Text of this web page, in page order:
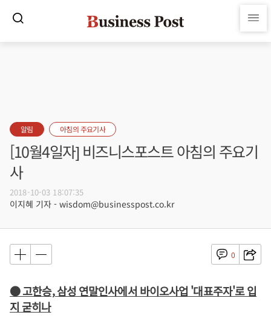
알림 아침의 주요기사
[10월4일자] 비즈니스포스트 아침의 주요기
사
2018-10-03 18:07:35
이지혜 기자 - wisdom@businesspost.co.kr
0
● 고한승, 삼성 연말인사에서 바이오사업 '대표주자'로 입
지 굳히나